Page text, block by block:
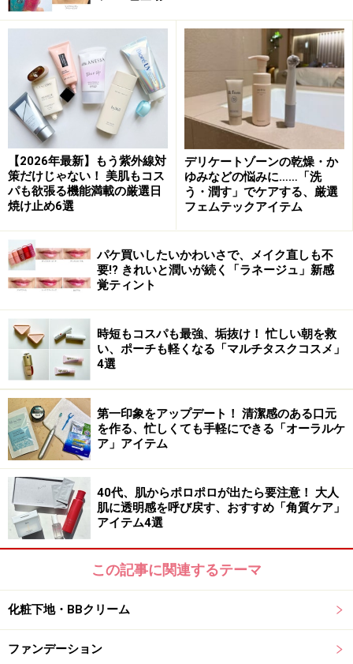
コンビニで手軽に購入できるところが魅力！
メディア BBクリームS
（SPF35・PA++ 全3色 各35g 税抜各1100円）
毛穴・くすみ・凹凸をしっかりカバーし、キメの整った
明るい肌に仕上げてくれるBBクリーム。プチプラとは思
えないほど、なめらかにのびて肌にしっかりフィットす
るので、厚塗り感のない自然な仕上がりが幅広い層に人
気です。なんと言ってもコンビニで買える手軽さが最大
のポイント。
簡単すぎる！ 超時短メイクならマナラで決
バータイプなので忙しい朝もさっとベースメイク完了
【2026年最新】もう紫外線対
策だけじゃない！ 美肌もコス
パも欲張る機能満載の厳選日
焼け止め6選
デリケートゾーンの乾燥・か
ゆみなどの悩みに……「洗
う・潤す」でケアする、厳選
フェムテックアイテム
パケ買いしたいかわいさで、メイク直しも不
要!? きれいと潤いが続く「ラネージュ」新感
覚ティント
時短もコスパも最強、垢抜け！ 忙しい朝を救
い、ポーチも軽くなる「マルチタスクコスメ」
4選
第一印象をアップデート！ 清潔感のある口元
を作る、忙しくても手軽にできる「オーラルケ
ア」アイテム
40代、肌からポロポロが出たら要注意！ 大人
肌に透明感を呼び戻す、おすすめ「角質ケア」
アイテム4選
この記事に関連するテーマ
化粧下地・BBクリーム
ファンデーション